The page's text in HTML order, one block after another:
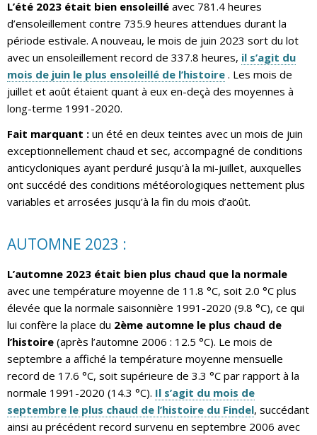
L’été 2023 était bien ensoleillé avec 781.4 heures
d’ensoleillement contre 735.9 heures attendues durant la
période estivale. A nouveau, le mois de juin 2023 sort du lot
avec un ensoleillement record de 337.8 heures, il s’agit du
mois de juin le plus ensoleillé de l’histoire . Les mois de
juillet et août étaient quant à eux en-deçà des moyennes à
long-terme 1991-2020.
Fait marquant : un été en deux teintes avec un mois de juin
exceptionnellement chaud et sec, accompagné de conditions
anticycloniques ayant perduré jusqu’à la mi-juillet, auxquelles
ont succédé des conditions météorologiques nettement plus
variables et arrosées jusqu’à la fin du mois d’août.
AUTOMNE 2023 :
L’automne 2023 était bien plus chaud que la normale
avec une température moyenne de 11.8 °C, soit 2.0 °C plus
élevée que la normale saisonnière 1991-2020 (9.8 °C), ce qui
lui confère la place du 2ème automne le plus chaud de
l’histoire (après l’automne 2006 : 12.5 °C). Le mois de
septembre a affiché la température moyenne mensuelle
record de 17.6 °C, soit supérieure de 3.3 °C par rapport à la
normale 1991-2020 (14.3 °C). Il s’agit du mois de
septembre le plus chaud de l’histoire du Findel, succédant
ainsi au précédent record survenu en septembre 2006 avec